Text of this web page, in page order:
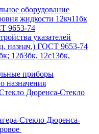
оборудование
жидкости 12кч11бк
9653-74
указателей
назнач.) ГОСТ 9653-74
12б3бк, 12с13бк,
приборы
назначения
Дюренса-Стекло
Стекло Дюренса-